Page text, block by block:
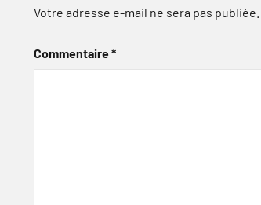
Votre adresse e-mail ne sera pas publiée.
Commentaire*